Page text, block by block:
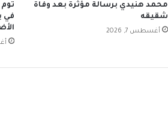
محمد هنيدي برسالة مؤثرة بعد وفاة
شقيقه
أغسطس 7, 2026
توم
في